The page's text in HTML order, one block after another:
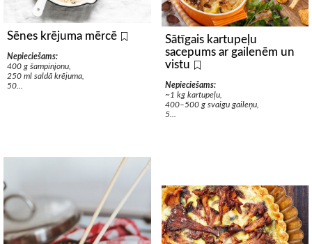
Sēnes krējuma mērcē
Nepieciešams:
400 g šampinjonu,
250 ml saldā krējuma,
50...
Sātīgais kartupeļu
sacepums ar gailenēm un
vistu
Nepieciešams:
~1 kg kartupeļu,
400–500 g svaigu gaileņu,
5...